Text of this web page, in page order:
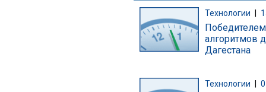
Технологии
алгоритмов
Дагестана
Технологии